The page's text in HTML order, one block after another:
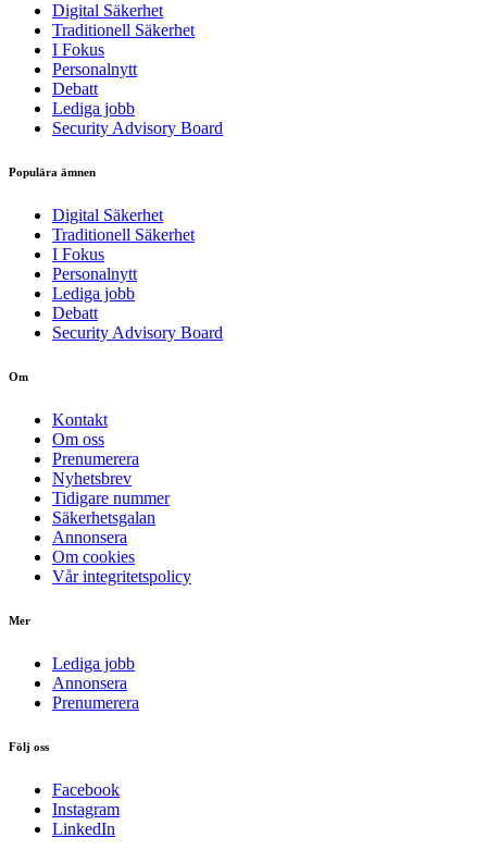
Digital Säkerhet
Traditionell Säkerhet
I Fokus
Personalnytt
Debatt
Lediga jobb
Security Advisory Board
Populära ämnen
Digital Säkerhet
Traditionell Säkerhet
I Fokus
Personalnytt
Lediga jobb
Debatt
Security Advisory Board
Om
Kontakt
Om oss
Prenumerera
Nyhetsbrev
Tidigare nummer
Säkerhetsgalan
Annonsera
Om cookies
Vår integritetspolicy
Mer
Lediga jobb
Annonsera
Prenumerera
Följ oss
Facebook
Instagram
LinkedIn